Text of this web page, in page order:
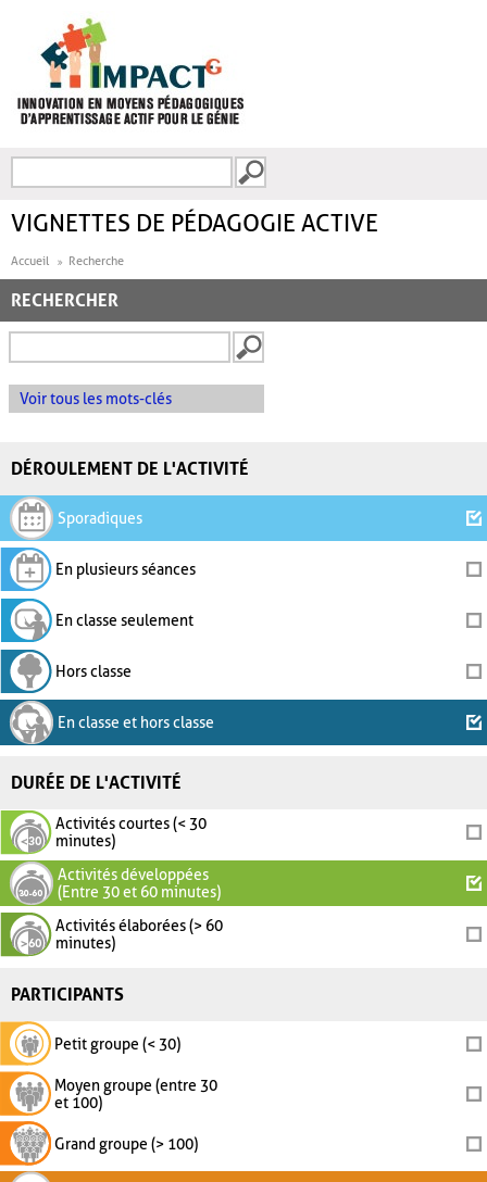
FORMULAIRE DE
VIGNETTES DE PÉDAGOGIE ACTIVE
Accueil Recherche
RECHERCHER
Voir tous les mots-clés
DÉROULEMENT DE L'ACTIVITÉ
Sporadiques
En plusieurs séances
En classe seulement
Hors classe
En classe et hors classe
DURÉE DE L'ACTIVITÉ
Activités courtes (< 30
minutes)
Activités développées
(Entre 30 et 60 minutes)
Activités élaborées (> 60
minutes)
PARTICIPANTS
Petit groupe (< 30)
Moyen groupe (entre 30
et 100)
Grand groupe (> 100)